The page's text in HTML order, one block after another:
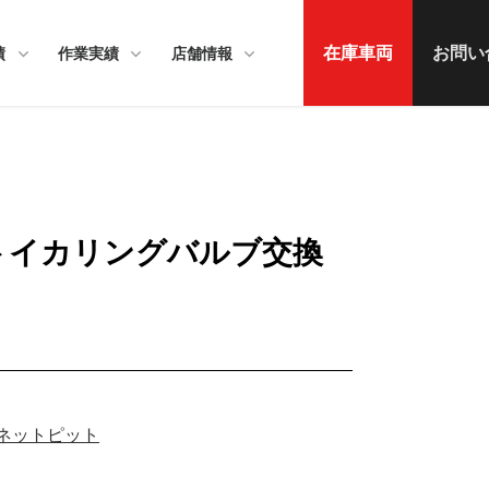
作業実績 店舗情報 在庫車両 お問
カリングバルブ交換
トピット